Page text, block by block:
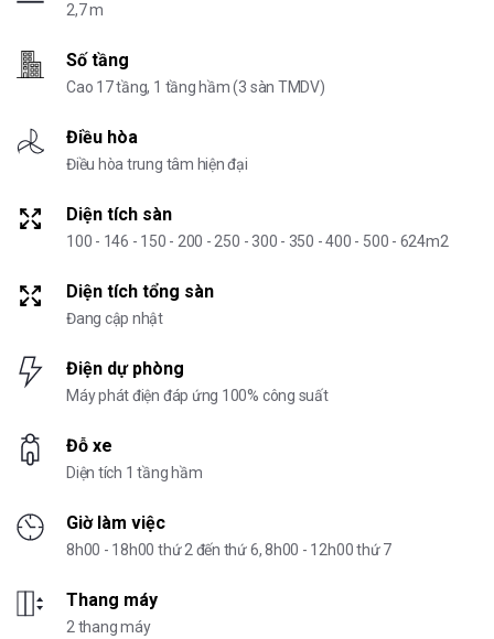
2,7 m
Số tầng
Cao 17 tầng, 1 tầng hầm (3 sàn TMDV)
Điều hòa
Điều hòa trung tâm hiện đại
Diện tích sàn
100 - 146 - 150 - 200 - 250 - 300 - 350 - 400 - 500 - 624m2
Diện tích tổng sàn
Đang cập nhật
Điện dự phòng
Máy phát điện đáp ứng 100% công suất
Đỗ xe
Diện tích 1 tầng hầm
Giờ làm việc
8h00 - 18h00 thứ 2 đến thứ 6, 8h00 - 12h00 thứ 7
Thang máy
2 thang máy